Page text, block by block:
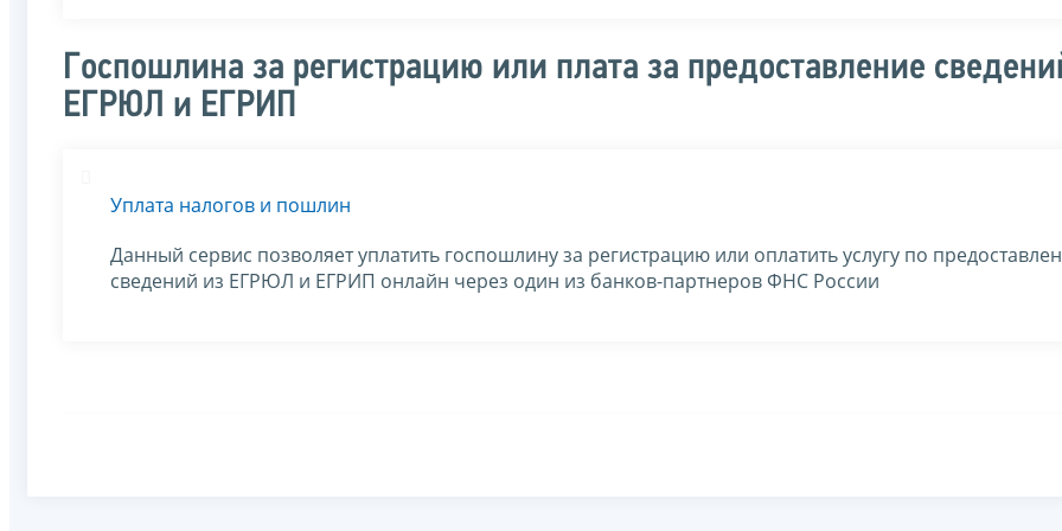
Госпошлина за регистрацию или плата за предоставление
ЕГРЮЛ и ЕГРИП
Уплата налогов и пошлин
Данный сервис позволяет уплатить госпошлину за регистрацию или оплатить услугу по
сведений из ЕГРЮЛ и ЕГРИП онлайн через один из банков-партнеров ФНС России